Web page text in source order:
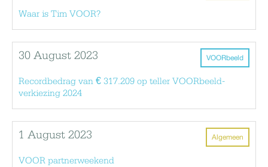
Waar is Tim VOOR?
VOORbeeld
30 August 2023
Recordbedrag van € 317.209 op teller VOORbeeld-
verkiezing 2024
Algemeen
1 August 2023
VOOR partnerweekend